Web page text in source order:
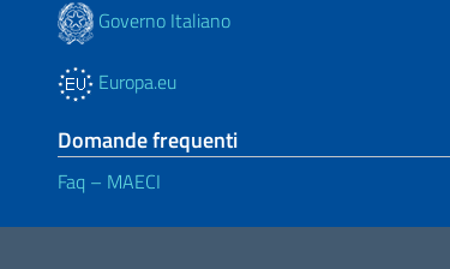
Governo Italiano
Europa.eu
Domande frequenti
Faq – MAECI